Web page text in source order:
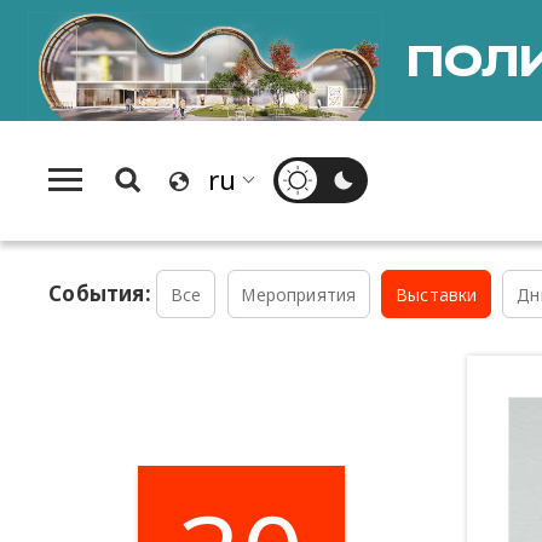
События: Все Мероприятия Выставки